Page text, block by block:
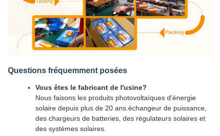
Questions fréquemment posées
Vous êtes le fabricant de l'usine?
Nous faisons les produits photovoltaïques d'énergie
solaire depuis plus de 20 ans.échangeur de puissance,
des chargeurs de batteries, des régulateurs solaires et
des systèmes solaires.